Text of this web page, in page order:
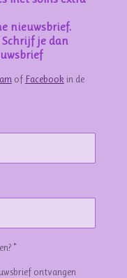
nieuwsbrief.
Schrijf je dan
of Facebook in de
*
ontvangen